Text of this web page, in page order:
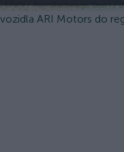
ARI Motors do